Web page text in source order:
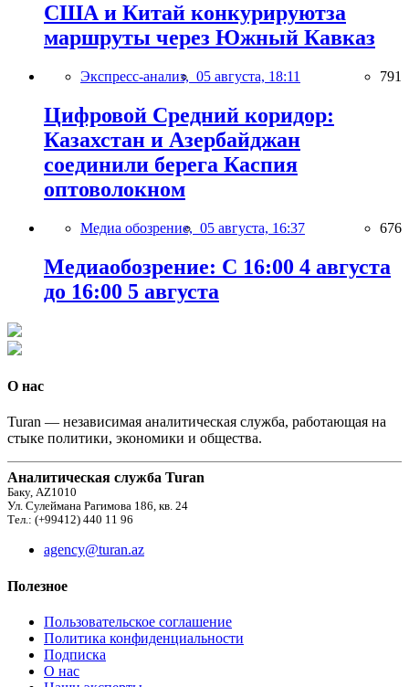
США и Китай конкурируютза
маршруты через Южный Кавказ
Экспресс-анализ, 05 августа, 18:11 791
Цифровой Средний коридор:
Казахстан и Азербайджан
соединили берега Каспия
оптоволокном
Медиа обозрение, 05 августа, 16:37 676
Медиаобозрение: С 16:00 4 августа
до 16:00 5 августа
О нас
Turan — независимая аналитическая служба, работающая на
стыке политики, экономики и общества.
Аналитическая служба Turan
Баку, AZ1010
Ул. Сулеймана Рагимова 186, кв. 24
Тел.: (+99412) 440 11 96
agency@turan.az
Полезное
Пользовательское соглашение
Политика конфиденциальности
Подписка
О нас